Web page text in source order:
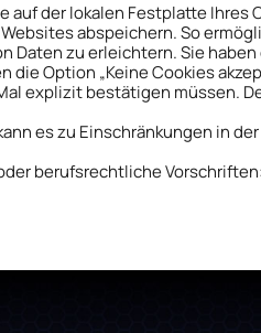
auf der lokalen Festplatte
abspeichern. So
Daten zu erleichtern. Sie
die Option „Keine Cookies
explizit bestätigen müssen.
es zu Einschränkungen in
berufsrechtliche